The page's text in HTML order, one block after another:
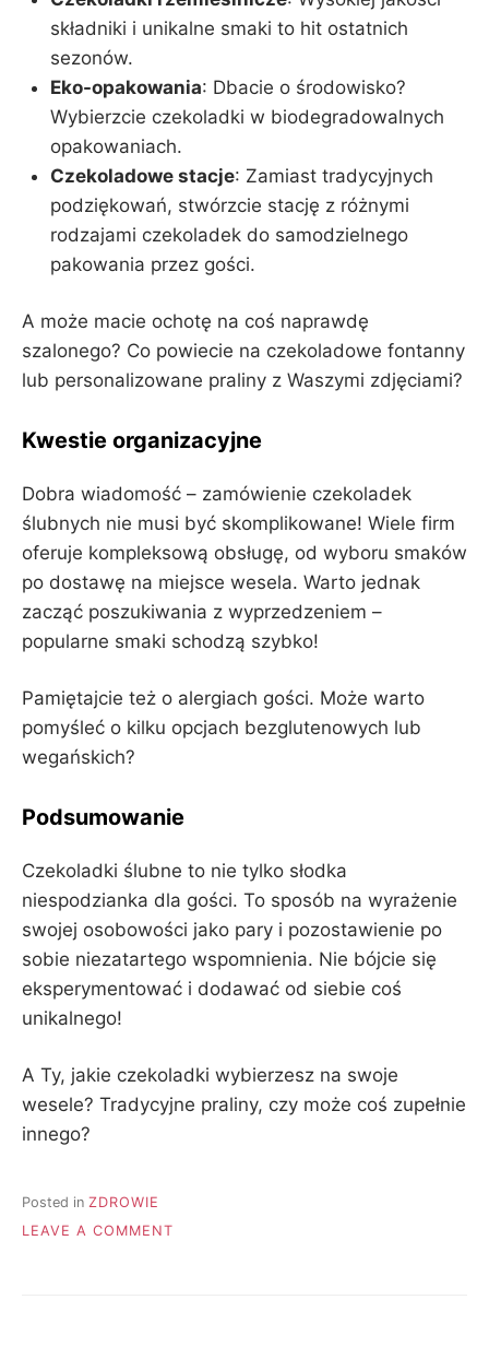
składniki i unikalne smaki to hit ostatnich
sezonów.
Eko-opakowania: Dbacie o środowisko?
Wybierzcie czekoladki w biodegradowalnych
opakowaniach.
Czekoladowe stacje: Zamiast tradycyjnych
podziękowań, stwórzcie stację z różnymi
rodzajami czekoladek do samodzielnego
pakowania przez gości.
A może macie ochotę na coś naprawdę
szalonego? Co powiecie na czekoladowe fontanny
lub personalizowane praliny z Waszymi zdjęciami?
Kwestie organizacyjne
Dobra wiadomość – zamówienie czekoladek
ślubnych nie musi być skomplikowane! Wiele firm
oferuje kompleksową obsługę, od wyboru smaków
po dostawę na miejsce wesela. Warto jednak
zacząć poszukiwania z wyprzedzeniem –
popularne smaki schodzą szybko!
Pamiętajcie też o alergiach gości. Może warto
pomyśleć o kilku opcjach bezglutenowych lub
wegańskich?
Podsumowanie
Czekoladki ślubne to nie tylko słodka
niespodzianka dla gości. To sposób na wyrażenie
swojej osobowości jako pary i pozostawienie po
sobie niezatartego wspomnienia. Nie bójcie się
eksperymentować i dodawać od siebie coś
unikalnego!
A Ty, jakie czekoladki wybierzesz na swoje
wesele? Tradycyjne praliny, czy może coś zupełnie
innego?
Posted in ZDROWIE
LEAVE A COMMENT